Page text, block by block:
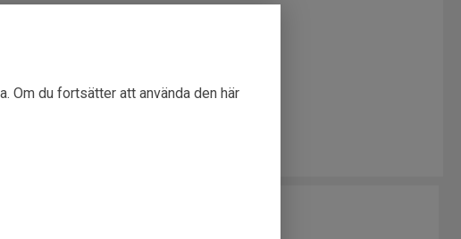
Om du fortsätter att använda den här